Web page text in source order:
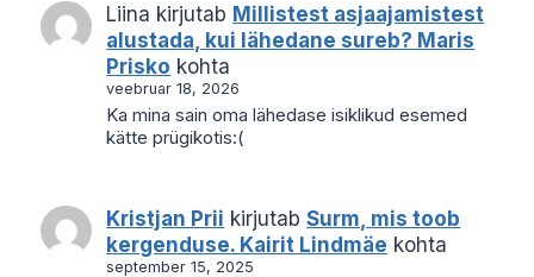
Liina kirjutab Millistest asjaajamistest
alustada, kui lähedane sureb? Maris
Prisko kohta
veebruar 18, 2026
Ka mina sain oma lähedase isiklikud esemed
kätte prügikotis:(
Kristjan Prii kirjutabSurm, mis toob
kergenduse. Kairit Lindmäe kohta
september 15, 2025